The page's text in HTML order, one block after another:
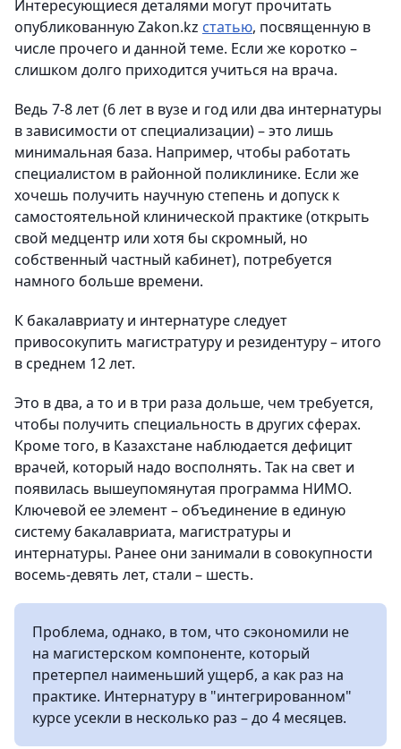
Интересующиеся деталями могут прочитать
опубликованную Zakon.kz статью, посвященную в
числе прочего и данной теме. Если же коротко –
слишком долго приходится учиться на врача.
Ведь 7-8 лет (6 лет в вузе и год или два интернатуры
в зависимости от специализации) – это лишь
минимальная база. Например, чтобы работать
специалистом в районной поликлинике. Если же
хочешь получить научную степень и допуск к
самостоятельной клинической практике (открыть
свой медцентр или хотя бы скромный, но
собственный частный кабинет), потребуется
намного больше времени.
К бакалавриату и интернатуре следует
привосокупить магистратуру и резидентуру – итого
в среднем 12 лет.
Это в два, а то и в три раза дольше, чем требуется,
чтобы получить специальность в других сферах.
Кроме того, в Казахстане наблюдается дефицит
врачей, который надо восполнять. Так на свет и
появилась вышеупомянутая программа НИМО.
Ключевой ее элемент – объединение в единую
систему бакалавриата, магистратуры и
интернатуры. Ранее они занимали в совокупности
восемь-девять лет, стали – шесть.
Проблема, однако, в том, что сэкономили не
на магистерском компоненте, который
претерпел наименьший ущерб, а как раз на
практике. Интернатуру в "интегрированном"
курсе усекли в несколько раз – до 4 месяцев.